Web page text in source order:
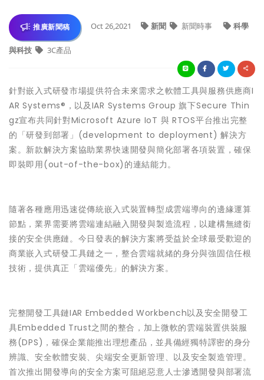
推廣新聞稿 Oct 26,2021 新聞 新聞時事 科學
與科技 3C產品
針對嵌入式研發市場提供符合未來需求之軟體工具與服務供應商I
AR Systems®，以及IAR Systems Group 旗下Secure Thin
gz宣布共同針對Microsoft Azure IoT 與 RTOS平台推出完整
的「研發到部署」(development to deployment) 解決方
案。新款解決方案協助業界快速開發與簡化部署各項裝置，確保
即裝即用(out-of-the-box)的連結能力。
隨著各種應用迅速從傳統嵌入式裝置轉型成雲端導向的邊緣運算
節點，業界需要將雲端連結融入開發與製造流程，以建構無縫銜
接的安全供應鏈。今日發表的解決方案將受益於全球最受歡迎的
商業嵌入式研發工具鏈之一，整合雲端就緒的身分與強固信任根
技術，提供真正「雲端優先」的解決方案。
完整開發工具鏈IAR Embedded Workbench以及安全開發工
具Embedded Trust之間的整合，加上微軟的雲端裝置供裝服
務(DPS)，確保企業能推出理想產品，並具備經獨特譯密的身分
辨識、安全軟體安裝、尖端安全更新管理、以及安全製造管理。
首次推出開發導向的安全方案可阻絕惡意人士滲透開發與部署流